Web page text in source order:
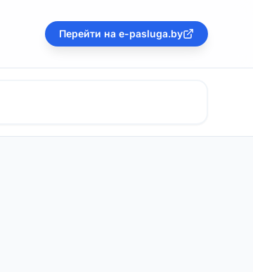
Перейти на e-pasluga.by